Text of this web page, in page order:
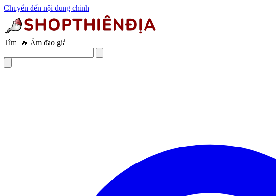
Chuyển đến nội dung chính
Tìm 🔥 Âm đạo giả